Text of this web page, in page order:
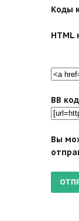
Коды
HTML
BB
Вы